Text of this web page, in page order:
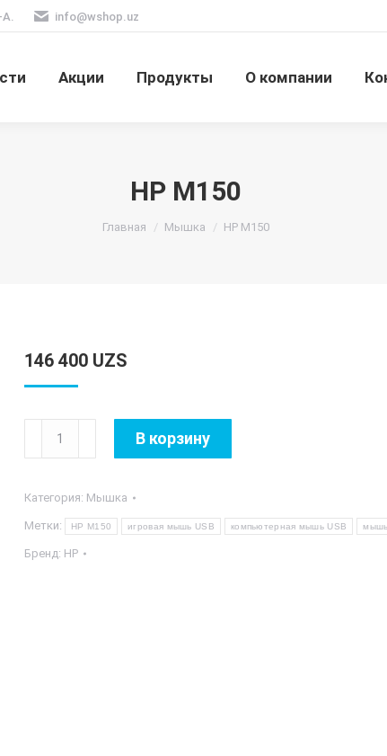
info@wshop.uz
Акции Продукты О компании
HP M150
Вы здесь:
Главная Мышка HP M150
146 400 UZS
Количество
товара
M150
В корзину
Категория: Мышка
Метки: HP M150 игровая мышь USB компьютерная мышь USB
Бренд: HP